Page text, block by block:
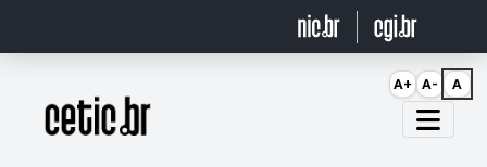
Página inicial
A+ A- A